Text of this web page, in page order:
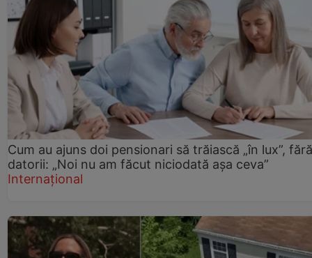
Cum au ajuns doi pensionari să trăiască „în lux”, fără
datorii: „Noi nu am făcut niciodată așa ceva”
Internațional